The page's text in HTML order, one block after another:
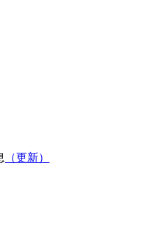
（更新）